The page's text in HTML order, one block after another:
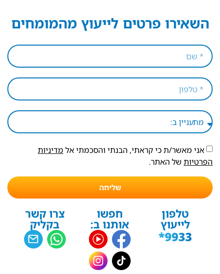
השאירו פרטים לייעוץ מהמומחים
אני מאשר/ת כי קראתי, הבנתי והסכמתי אל מדיניות
הפרטיות של האתר.
שליחה
טלפון
לייעוץ
חפשו
אותנו ב:
צרו קשר
בקליק